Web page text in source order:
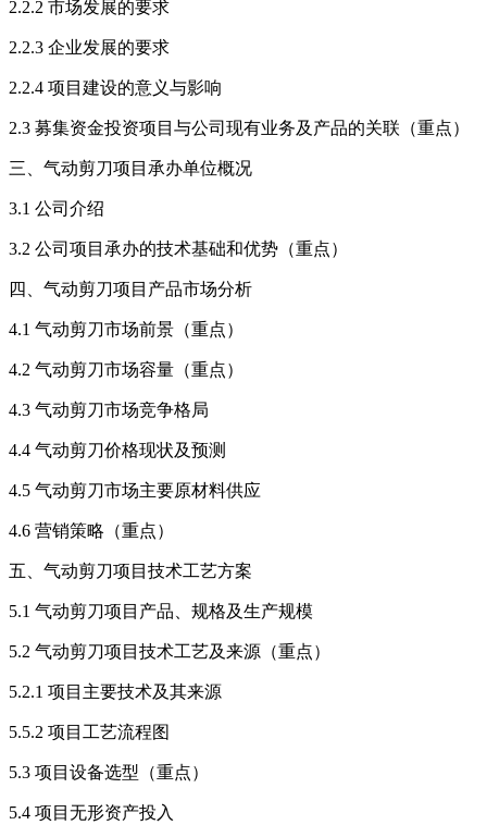
2.2.2 市场发展的要求
2.2.3 企业发展的要求
2.2.4 项目建设的意义与影响
2.3 募集资金投资项目与公司现有业务及产品的关联（重点）
三、气动剪刀项目承办单位概况
3.1 公司介绍
3.2 公司项目承办的技术基础和优势（重点）
四、气动剪刀项目产品市场分析
4.1 气动剪刀市场前景（重点）
4.2 气动剪刀市场容量（重点）
4.3 气动剪刀市场竞争格局
4.4 气动剪刀价格现状及预测
4.5 气动剪刀市场主要原材料供应
4.6 营销策略（重点）
五、气动剪刀项目技术工艺方案
5.1 气动剪刀项目产品、规格及生产规模
5.2 气动剪刀项目技术工艺及来源（重点）
5.2.1 项目主要技术及其来源
5.5.2 项目工艺流程图
5.3 项目设备选型（重点）
5.4 项目无形资产投入